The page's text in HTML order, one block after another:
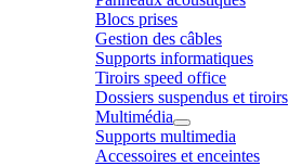
Blocs prises
Gestion des câbles
Supports informatiques
Tiroirs speed office
Dossiers suspendus et tiroirs
Multimédia
Supports multimedia
Accessoires et enceintes